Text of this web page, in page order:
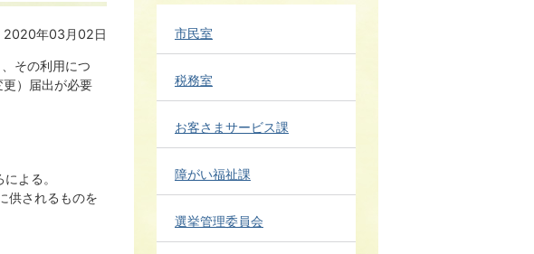
2020年03月02日
その利用につ
）届出が必要
よる。
供されるものを
市民室
税務室
お客さまサービス課
障がい福祉課
選挙管理委員会